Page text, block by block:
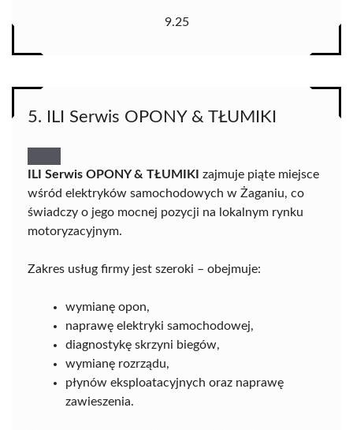
9.25
5. ILI Serwis OPONY & TŁUMIKI
ILI Serwis OPONY & TŁUMIKI zajmuje piąte miejsce
wśród elektryków samochodowych w Żaganiu, co
świadczy o jego mocnej pozycji na lokalnym rynku
motoryzacyjnym.
Zakres usług firmy jest szeroki – obejmuje:
wymianę opon,
naprawę elektryki samochodowej,
diagnostykę skrzyni biegów,
wymianę rozrządu,
płynów eksploatacyjnych oraz naprawę
zawieszenia.